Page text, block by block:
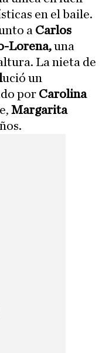
en el baile.
a Carlos
Lorena,una
La nieta de
ució un
por Carolina
Margarita